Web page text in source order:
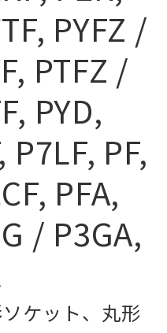
PYFZ /
PTFZ /
PYD,
P7LF, PF,
PFA,
/ P3GA,
ケット、丸形